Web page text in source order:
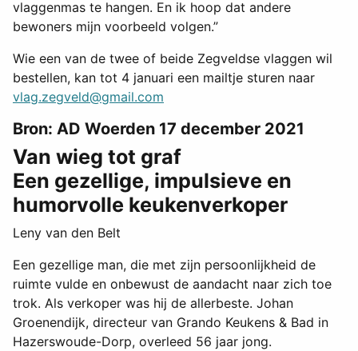
vlaggenmas te hangen. En ik hoop dat andere
bewoners mijn voorbeeld volgen.”
Wie een van de twee of beide Zegveldse vlaggen wil
bestellen, kan tot 4 januari een mailtje sturen naar
vlag.zegveld@gmail.com
Bron: AD Woerden 17 december 2021
Van wieg tot graf
Een gezellige, impulsieve en
humorvolle keukenverkoper
Leny van den Belt
Een gezellige man, die met zijn persoonlijkheid de
ruimte vulde en onbewust de aandacht naar zich toe
trok. Als verkoper was hij de allerbeste. Johan
Groenendijk, directeur van Grando Keukens & Bad in
Hazerswoude-Dorp, overleed 56 jaar jong.